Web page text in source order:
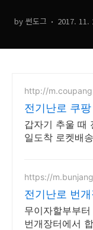
by 썬도그 2017. 11.
http://
전기난로 쿠
갑자기 추울 때
일도착 로켓배
https://
전기난로 번
브랜드 중고
무이자할부부
번개장터에서